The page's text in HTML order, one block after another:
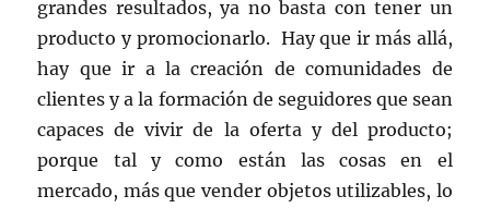
grandes resultados, ya no basta con tener un
producto y promocionarlo. Hay que ir más allá,
hay que ir a la creación de comunidades de
clientes y a la formación de seguidores que sean
capaces de vivir de la oferta y del producto;
porque tal y como están las cosas en el
mercado, más que vender objetos utilizables, lo